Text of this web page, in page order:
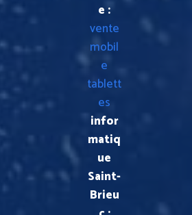
e :
vente
mobil
e
tablett
es
infor
matiq
ue
Saint-
Brieu